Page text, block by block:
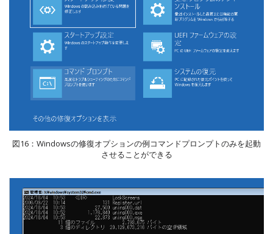
図16：Windowsの修復オプションの例コマンドプロンプトのみを起動
させることができる